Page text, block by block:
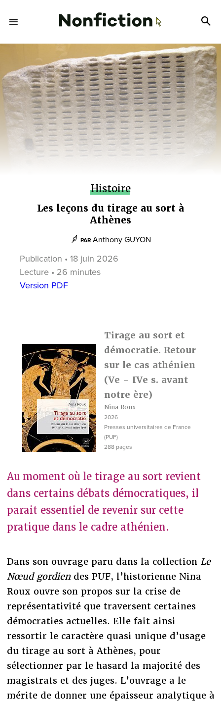
Histoire
Les leçons du tirage au sort à
Athènes
PAR Anthony GUYON
Publication • 18 juin 2026
Lecture • 26 minutes
Version PDF
Tirage au sort et
démocratie. Retour
sur le cas athénien
(Ve – IVe s. avant
notre ère)
Nina Roux
2026
Presses universitaires de France
(PUF)
288 pages
Au moment où le tirage au sort revient
dans certains débats démocratiques, il
parait essentiel de revenir sur cette
pratique dans le cadre athénien.
Dans son ouvrage paru dans la collection Le
Nœud gordiendes PUF, l’historienne Nina
Roux ouvre son propos sur la crise de
représentativité que traversent certaines
démocraties actuelles. Elle fait ainsi
ressortir le caractère quasi unique d’usage
du tirage au sort à Athènes, pour
sélectionner par le hasard la majorité des
magistrats et des juges. L’ouvrage a le
mérite de donner une épaisseur analytique à